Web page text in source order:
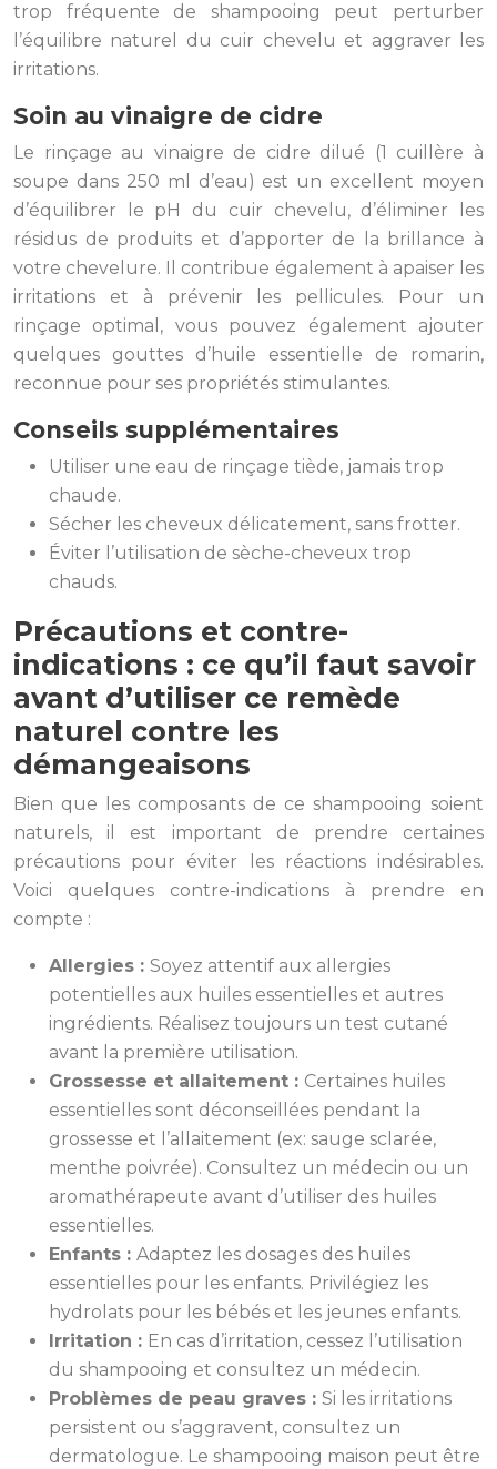
trop fréquente de shampooing peut perturber
l’équilibre naturel du cuir chevelu et aggraver les
irritations.
Soin au vinaigre de cidre
Le rinçage au vinaigre de cidre dilué (1 cuillère à
soupe dans 250 ml d’eau) est un excellent moyen
d’équilibrer le pH du cuir chevelu, d’éliminer les
résidus de produits et d’apporter de la brillance à
votre chevelure. Il contribue également à apaiser les
irritations et à prévenir les pellicules. Pour un
rinçage optimal, vous pouvez également ajouter
quelques gouttes d’huile essentielle de romarin,
reconnue pour ses propriétés stimulantes.
Conseils supplémentaires
Utiliser une eau de rinçage tiède, jamais trop
chaude.
Sécher les cheveux délicatement, sans frotter.
Éviter l’utilisation de sèche-cheveux trop
chauds.
Précautions et contre-
indications : ce qu’il faut savoir
avant d’utiliser ce remède
naturel contre les
démangeaisons
Bien que les composants de ce shampooing soient
naturels, il est important de prendre certaines
précautions pour éviter les réactions indésirables.
Voici quelques contre-indications à prendre en
compte :
Allergies : Soyez attentif aux allergies
potentielles aux huiles essentielles et autres
ingrédients. Réalisez toujours un test cutané
avant la première utilisation.
Grossesse et allaitement : Certaines huiles
essentielles sont déconseillées pendant la
grossesse et l’allaitement (ex: sauge sclarée,
menthe poivrée). Consultez un médecin ou un
aromathérapeute avant d’utiliser des huiles
essentielles.
Enfants : Adaptez les dosages des huiles
essentielles pour les enfants. Privilégiez les
hydrolats pour les bébés et les jeunes enfants.
Irritation : En cas d’irritation, cessez l’utilisation
du shampooing et consultez un médecin.
Problèmes de peau graves : Si les irritations
persistent ou s’aggravent, consultez un
dermatologue. Le shampooing maison peut être